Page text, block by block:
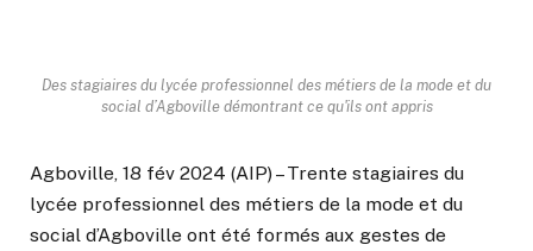
Des stagiaires du lycée professionnel des métiers de la mode et du
social d’Agboville démontrant ce qu'ils ont appris
Agboville, 18 fév 2024 (AIP) – Trente stagiaires du
lycée professionnel des métiers de la mode et du
social d’Agboville ont été formés aux gestes de